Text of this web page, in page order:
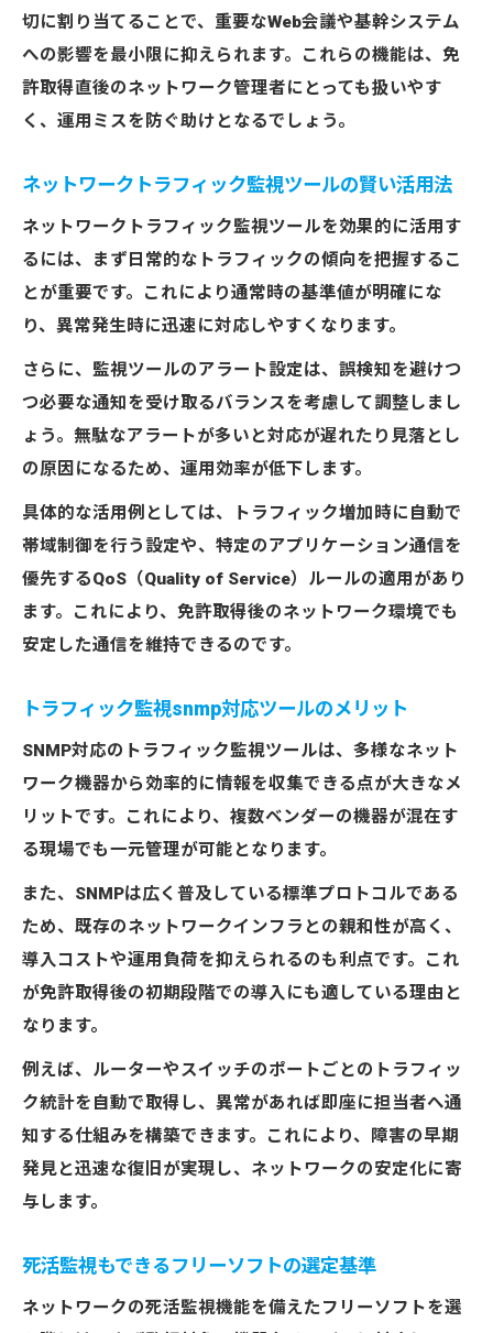
切に割り当てることで、重要なWeb会議や基幹システム
への影響を最小限に抑えられます。これらの機能は、免
許取得直後のネットワーク管理者にとっても扱いやす
く、運用ミスを防ぐ助けとなるでしょう。
ネットワークトラフィック監視ツールの賢い活用法
ネットワークトラフィック監視ツールを効果的に活用す
るには、まず日常的なトラフィックの傾向を把握するこ
とが重要です。これにより通常時の基準値が明確にな
り、異常発生時に迅速に対応しやすくなります。
さらに、監視ツールのアラート設定は、誤検知を避けつ
つ必要な通知を受け取るバランスを考慮して調整しまし
ょう。無駄なアラートが多いと対応が遅れたり見落とし
の原因になるため、運用効率が低下します。
具体的な活用例としては、トラフィック増加時に自動で
帯域制御を行う設定や、特定のアプリケーション通信を
優先するQoS（Quality of Service）ルールの適用があり
ます。これにより、免許取得後のネットワーク環境でも
安定した通信を維持できるのです。
トラフィック監視snmp対応ツールのメリット
SNMP対応のトラフィック監視ツールは、多様なネット
ワーク機器から効率的に情報を収集できる点が大きなメ
リットです。これにより、複数ベンダーの機器が混在す
る現場でも一元管理が可能となります。
また、SNMPは広く普及している標準プロトコルである
ため、既存のネットワークインフラとの親和性が高く、
導入コストや運用負荷を抑えられるのも利点です。これ
が免許取得後の初期段階での導入にも適している理由と
なります。
例えば、ルーターやスイッチのポートごとのトラフィッ
ク統計を自動で取得し、異常があれば即座に担当者へ通
知する仕組みを構築できます。これにより、障害の早期
発見と迅速な復旧が実現し、ネットワークの安定化に寄
与します。
死活監視もできるフリーソフトの選定基準
ネットワークの死活監視機能を備えたフリーソフトを選